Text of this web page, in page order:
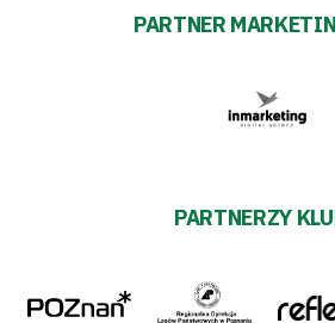
PARTNER
PARTNERZY